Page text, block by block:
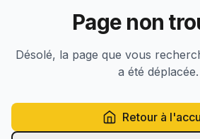
Page non
Désolé, la page que vous
a été déplacée.
Retour à